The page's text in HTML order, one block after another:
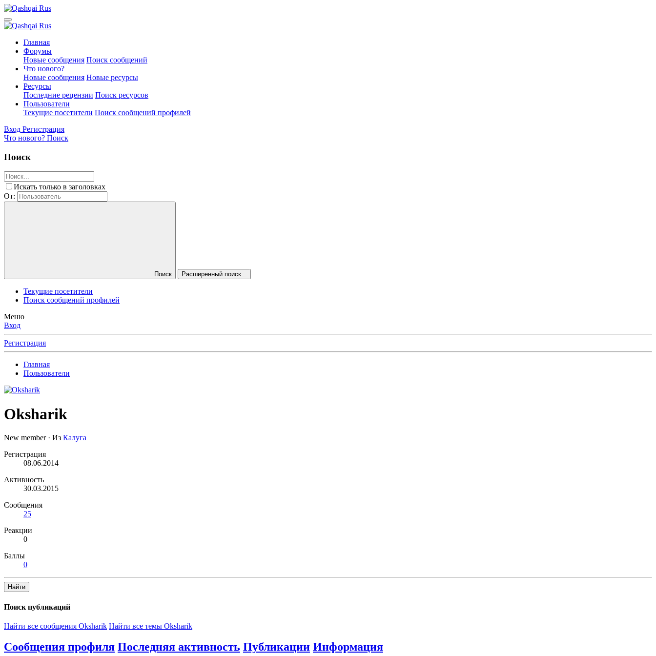
Главная
Форумы
Новые сообщения Поиск сообщений
Что нового?
Новые сообщения Новые ресурсы
Ресурсы
Последние рецензии Поиск ресурсов
Пользователи
Текущие посетители Поиск сообщений профилей
Вход Регистрация
Что нового? Поиск
Поиск
Искать только в заголовках
От:
Поиск Расширенный поиск...
Текущие посетители
Поиск сообщений профилей
Меню
Вход
Регистрация
Главная
Пользователи
Oksharik
New member · Из Калуга
Регистрация
08.06.2014
Активность
30.03.2015
Сообщения
25
Реакции
0
Баллы
0
Найти
Поиск публикаций
Найти все сообщения Oksharik Найти все темы Oksharik
Сообщения профиля Последняя активность Публикации Информация